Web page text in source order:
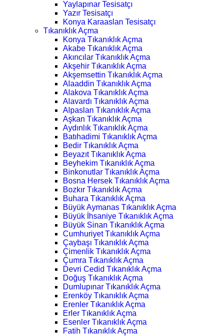
Yaylapınar Tesisatçı
Yazır Tesisatçı
Konya Karaaslan Tesisatçı
Tıkanıklık Açma
Konya Tıkanıklık Açma
Akabe Tıkanıklık Açma
Akıncılar Tıkanıklık Açma
Akşehir Tıkanıklık Açma
Akşemsettin Tıkanıklık Açma
Alaaddin Tıkanıklık Açma
Alakova Tıkanıklık Açma
Alavardı Tıkanıklık Açma
Alpaslan Tıkanıklık Açma
Aşkan Tıkanıklık Açma
Aydınlık Tıkanıklık Açma
Batıhadimi Tıkanıklık Açma
Bedir Tıkanıklık Açma
Beyazıt Tıkanıklık Açma
Beyhekim Tıkanıklık Açma
Binkonutlar Tıkanıklık Açma
Bosna Hersek Tıkanıklık Açma
Bozkır Tıkanıklık Açma
Buhara Tıkanıklık Açma
Büyük Aymanas Tıkanıklık Açma
Büyük İhsaniye Tıkanıklık Açma
Büyük Sinan Tıkanıklık Açma
Cumhuriyet Tıkanıklık Açma
Çaybaşı Tıkanıklık Açma
Çimenlik Tıkanıklık Açma
Çumra Tıkanıklık Açma
Devri Cedid Tıkanıklık Açma
Doğuş Tıkanıklık Açma
Dumlupınar Tıkanıklık Açma
Erenköy Tıkanıklık Açma
Erenler Tıkanıklık Açma
Erler Tıkanıklık Açma
Esenler Tıkanıklık Açma
Fatih Tıkanıklık Açma